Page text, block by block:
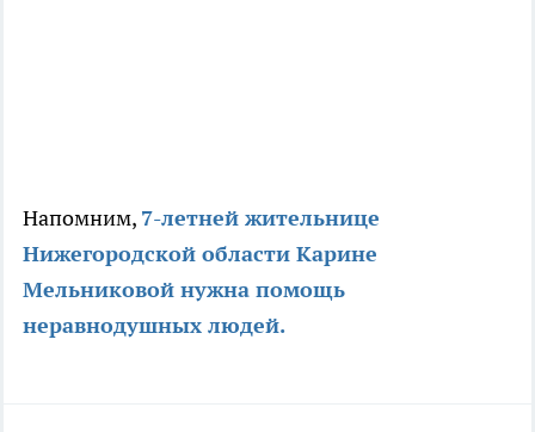
Напомним, 7-летней жительнице
Нижегородской области Карине
Мельниковой нужна помощь
неравнодушных людей.